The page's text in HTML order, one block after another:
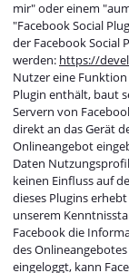
mir" oder einem
"Facebook Social
der Facebook Social
werden: https://
Nutzer eine
Plugin enthält, baut
Servern von
direkt an das Gerät
Onlineangebot
Daten
keinen Einfluss auf
dieses Plugins
unserem
Facebook die
des
eingeloggt, kann